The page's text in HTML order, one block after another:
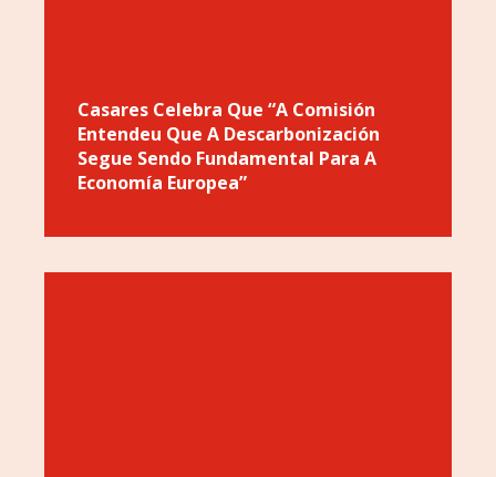
Casares Celebra Que “a Comisión
Entendeu Que A Descarbonización
Segue Sendo Fundamental Para A
Economía Europea”